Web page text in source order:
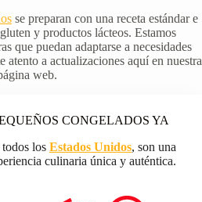
se preparan con una receta estándar e
y productos lácteos. Estamos
que puedan adaptarse a necesidades
atento a actualizaciones aquí en nuestra
web.
CONGELADOS YA
los Estados Unidos, son una
culinaria única y auténtica.